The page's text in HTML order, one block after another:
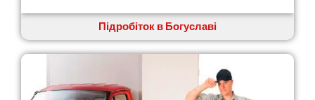
Вовчинець
Вознесенськ
Яготин
Підробіток в Богуславі